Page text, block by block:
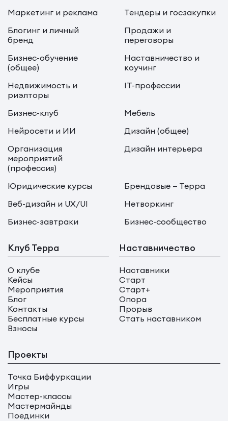
Маркетинг и реклама
Тендеры и госзакупки
Блогинг и личный
бренд
Продажи и
переговоры
Бизнес-обучение
(общее)
Наставничество и
коучинг
Недвижимость и
риэлторы
IT-профессии
Бизнес-клуб
Мебель
Нейросети и ИИ
Дизайн (общее)
Организация
мероприятий
(профессия)
Дизайн интерьера
Юридические курсы
Брендовые — Терра
Веб-дизайн и UX/UI
Нетворкинг
Бизнес-завтраки
Бизнес-сообщество
Клуб Терра
О клубе
Кейсы
Мероприятия
Блог
Контакты
Бесплатные курсы
Взносы
Наставничество
Наставники
Старт
Старт+
Опора
Прорыв
Стать наставником
Проекты
Точка Биффуркации
Игры
Мастер-классы
Мастермайнды
Поединки